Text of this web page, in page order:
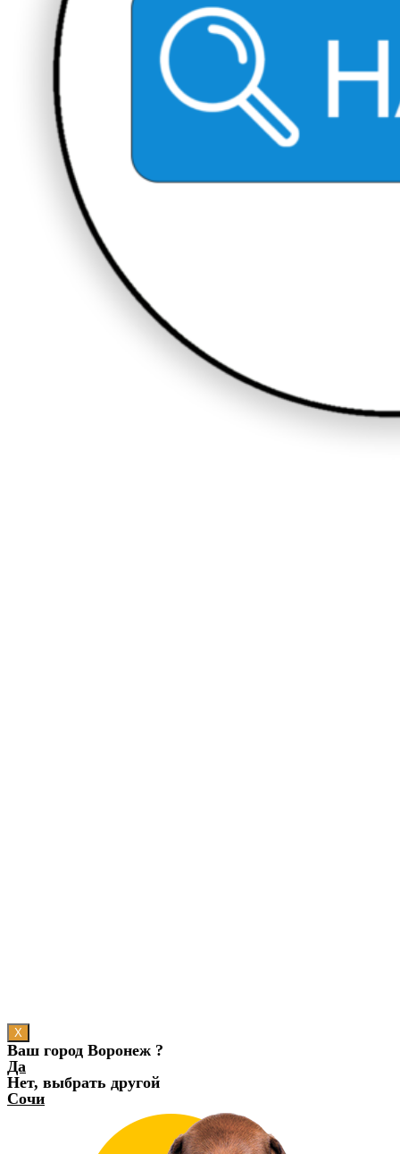
X
Ваш город Воронеж ?
Да
Нет, выбрать другой
Сочи